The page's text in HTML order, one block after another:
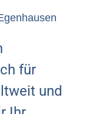
für
und